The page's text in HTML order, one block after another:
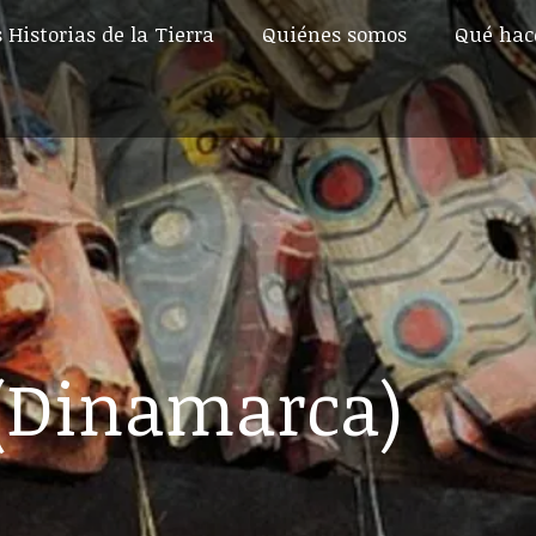
Historias de la Tierra Quiénes somos Qué
Historias de la Tierra Quiénes somos Qué